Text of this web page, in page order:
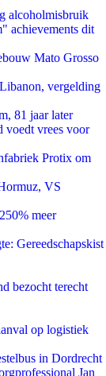
alcoholmisbruik
achievements dit
Mato Grosso
vergelding
81 jaar later
voedt vrees voor
Protix om
VS
meer
Gereedschapskist
bezocht terecht
op logistiek
in Dordrecht
Jan